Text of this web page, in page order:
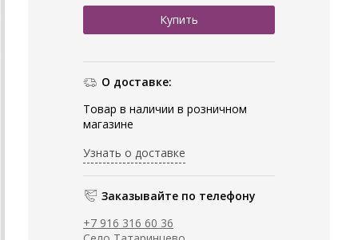
О доставке:
Товар в наличии в розничном
магазине
Узнать о доставке
Заказывайте по телефону
+7 916 316 60 36